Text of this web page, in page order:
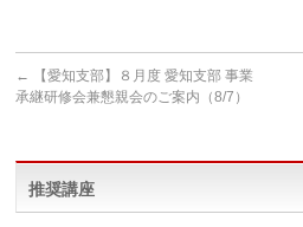
←
【愛知支部】８月度 愛知支部 事業
承継研修会兼懇親会のご案内（8/7）
推奨講座